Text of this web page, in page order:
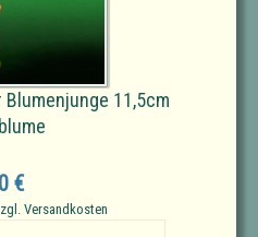
11,5cm
€
Versandkosten